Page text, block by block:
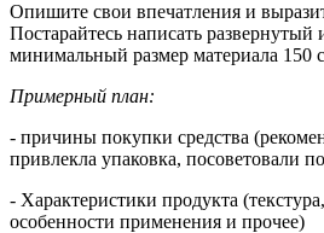
Опишите свои впечатления и
Постарайтесь написать
минимальный размер материала 150
Примерный план:
- причины покупки средства
привлекла упаковка, посоветовали
- Характеристики продукта
особенности применения и прочее)